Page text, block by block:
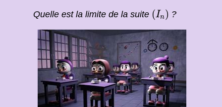
Quelle est la limite de la suite (In)
(In ) ?